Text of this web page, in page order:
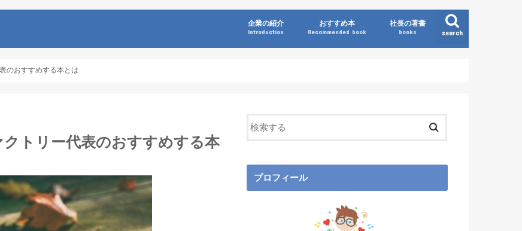
search
企業の紹介
Introduction
おすすめ本
Recommended book
社長の著書
books
のおすすめする本とは
トリー代表のおすすめする本
プロフィール